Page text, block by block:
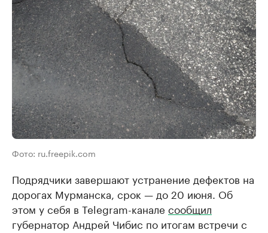
Фото: ru.freepik.com
Подрядчики завершают устранение дефектов на
дорогах Мурманска, срок — до 20 июня. Об
этом у себя в Telegram-канале сообщил
губернатор Андрей Чибис по итогам встречи с